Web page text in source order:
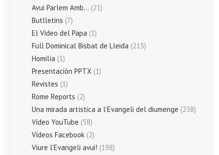
Avui Parlem Amb… (21)
Butlletins (7)
El Vídeo del Papa (1)
Full Dominical Bisbat de Lleida (215)
Homilía (1)
Presentación PPTX (1)
Revistes (1)
Rome Reports (2)
Una mirada artística a l’Evangeli del diumenge (238)
Vídeo YouTube (58)
Vídeos Facebook (2)
Viure l'Evangeli avui! (198)